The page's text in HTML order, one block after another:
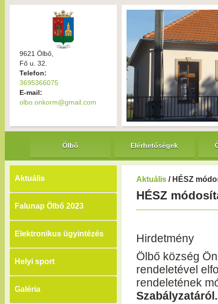
9621 Ölbő,
Fő u. 32.
Telefon:
3695366075
E-mail:
olbo.onkorm@gmail.com
Ölbő Elérhetőségek
Aktuális
Falunap Ölbő 2023
Elektronikus ügyintézés
Helyi sport
Galéria
Aktuális / HÉSZ
HÉSZ
Hirdetmény
Ölbő község
rendeletével
rendeletének
Szabályzatáról.